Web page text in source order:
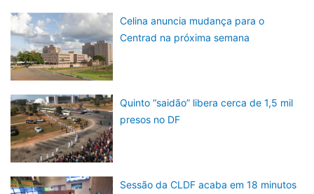
Celina anuncia mudança para o
Centrad na próxima semana
Quinto “saidão” libera cerca de 1,5 mil
presos no DF
Sessão da CLDF acaba em 18 minutos